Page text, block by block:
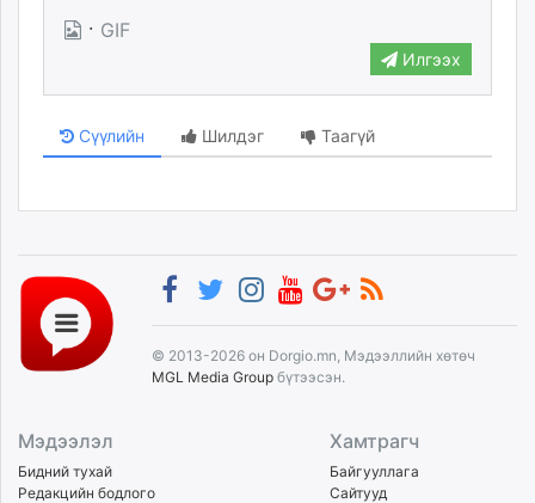
· GIF
Илгээх
Сүүлийн Шилдэг Таагүй
© 2013-2026 он Dorgio.mn, Мэдээллийн хөтөч
MGL Media Group бүтээсэн.
Мэдээлэл
Бидний тухай
Редакцийн бодлого
Хамтрагч
Байгууллага
Сайтууд